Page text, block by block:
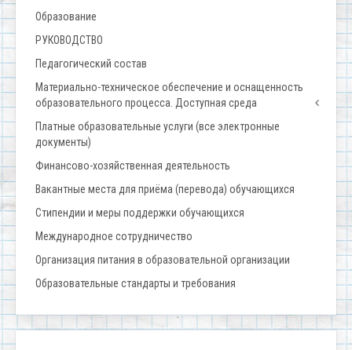
Образование
РУКОВОДСТВО
Педагогический состав
Материально-техническое обеспечение и оснащенность
образовательного процесса. Доступная среда
Платные образовательные услуги (все электронные
документы)
Финансово-хозяйственная деятельность
Вакантные места для приёма (перевода) обучающихся
Стипендии и меры поддержки обучающихся
Международное сотрудничество
Организация питания в образовательной организации
Образовательные стандарты и требования